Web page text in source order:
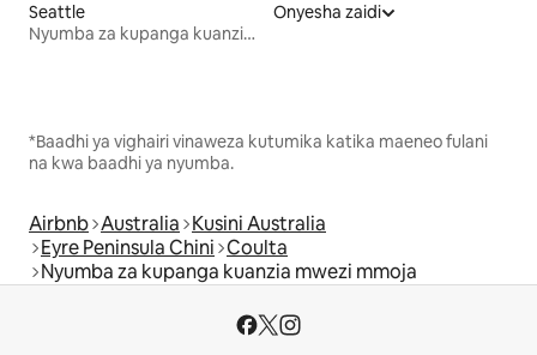
Seattle
Nyumba za kupanga kuanzia mwezi mmoja
Onyesha zaidi
*Baadhi ya vighairi vinaweza kutumika katika maeneo fulani
na kwa baadhi ya nyumba.
Airbnb Australia Kusini Australia
Eyre Peninsula Chini Coulta
Nyumba za kupanga kuanzia mwezi mmoja